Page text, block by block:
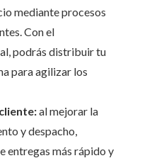
mediante procesos
Con el
podrás distribuir tu
para agilizar los
al mejorar la
y despacho,
entregas más rápido y